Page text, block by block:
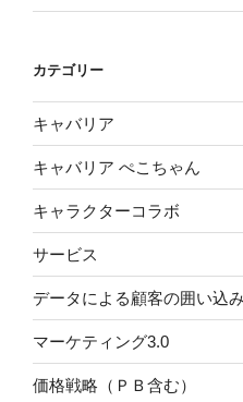
カテゴリー
キャバリア
キャバリア ぺこちゃん
キャラクターコラボ
サービス
データによる顧客の囲い込み
マーケティング3.0
価格戦略（ＰＢ含む）